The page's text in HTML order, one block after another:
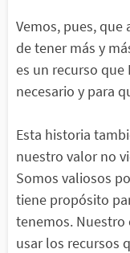
Vemos, pues,
de tener más y
es un recurso que
necesario y para
Esta historia
nuestro valor no
Somos valiosos
tiene propósito
tenemos. Nuestro
usar los recursos